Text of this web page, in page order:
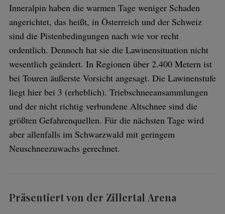
Inneralpin haben die warmen Tage weniger Schaden
angerichtet, das heißt, in Österreich und der Schweiz
sind die Pistenbedingungen nach wie vor recht
ordentlich. Dennoch hat sie die Lawinensituation nicht
wesentlich geändert. In Regionen über 2.400 Metern ist
bei Touren äußerste Vorsicht angesagt. Die Lawinenstufe
liegt hier bei 3 (erheblich). Triebschneeansammlungen
und der nicht richtig verbundene Altschnee sind die
größten Gefahrenquellen. Für die nächsten Tage wird
aber allenfalls im Schwarzwald mit geringem
Neuschneezuwachs gerechnet.
Präsentiert von der Zillertal Arena